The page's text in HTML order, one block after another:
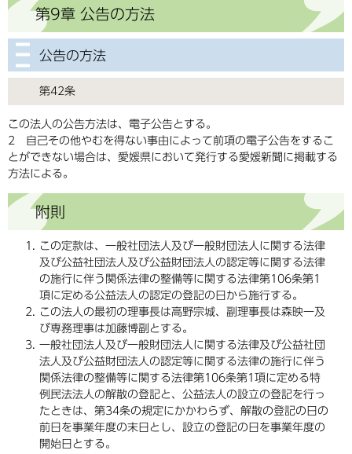
第9章 公告の方法
公告の方法
第42条
この法人の公告方法は、電子公告とする。
2 自己その他やむを得ない事由によって前項の電子公告をするこ
とができない場合は、愛媛県において発行する愛媛新聞に掲載する
方法による。
附則
この定款は、一般社団法人及び一般財団法人に関する法律
及び公益社団法人及び公益財団法人の認定等に関する法律
の施行に伴う関係法律の整備等に関する法律第106条第1
項に定める公益法人の認定の登記の日から施行する。
この法人の最初の理事長は高野宗城、副理事長は森映一及
び専務理事は加藤博副とする。
一般社団法人及び一般財団法人に関する法律及び公益社団
法人及び公益財団法人の認定等に関する法律の施行に伴う
関係法律の整備等に関する法律第106条第1項に定める特
例民法法人の解散の登記と、公益法人の設立の登記を行っ
たときは、第34条の規定にかかわらず、解散の登記の日の
前日を事業年度の末日とし、設立の登記の日を事業年度の
開始日とする。